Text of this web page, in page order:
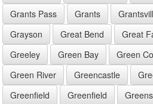
Grants Pass
Grants
Grayson
Great Bend Great
Greeley
Green Bay Green
Green River
Greencastle
Greenfield
Greenfield